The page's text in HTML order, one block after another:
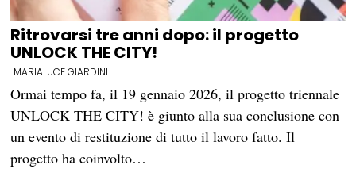
Ritrovarsi tre anni dopo: il progetto
UNLOCK THE CITY!
MARIALUCE GIARDINI
Ormai tempo fa, il 19 gennaio 2026, il progetto triennale
UNLOCK THE CITY! è giunto alla sua conclusione con
un evento di restituzione di tutto il lavoro fatto. Il
progetto ha coinvolto…